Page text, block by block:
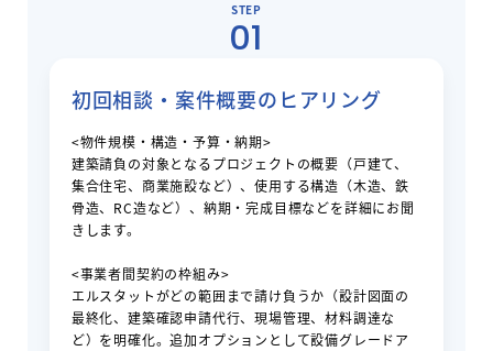
STEP
01
初回相談・案件概要のヒアリング
<物件規模・構造・予算・納期>
建築請負の対象となるプロジェクトの概要（戸建て、
集合住宅、商業施設など）、使用する構造（木造、鉄
骨造、RC造など）、納期・完成目標などを詳細にお聞
きします。
<事業者間契約の枠組み>
エルスタットがどの範囲まで請け負うか（設計図面の
最終化、建築確認申請代行、現場管理、材料調達な
ど）を明確化。追加オプションとして設備グレードア